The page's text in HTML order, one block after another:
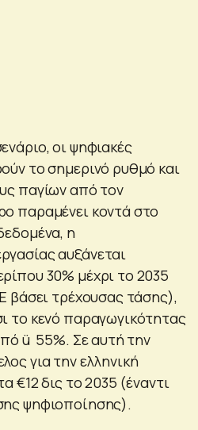
οι ψηφιακές
το σημερινό ρυθμό και
παγίων από τον
παραμένει κοντά στο
η
αυξάνεται
30% μέχρι το 2035
βάσει τρέχουσας τάσης),
το κενό παραγωγικότητας
ü 55%. Σε αυτή την
για την ελληνική
€12 δις το 2035 (έναντι
ψηφιοποίησης).